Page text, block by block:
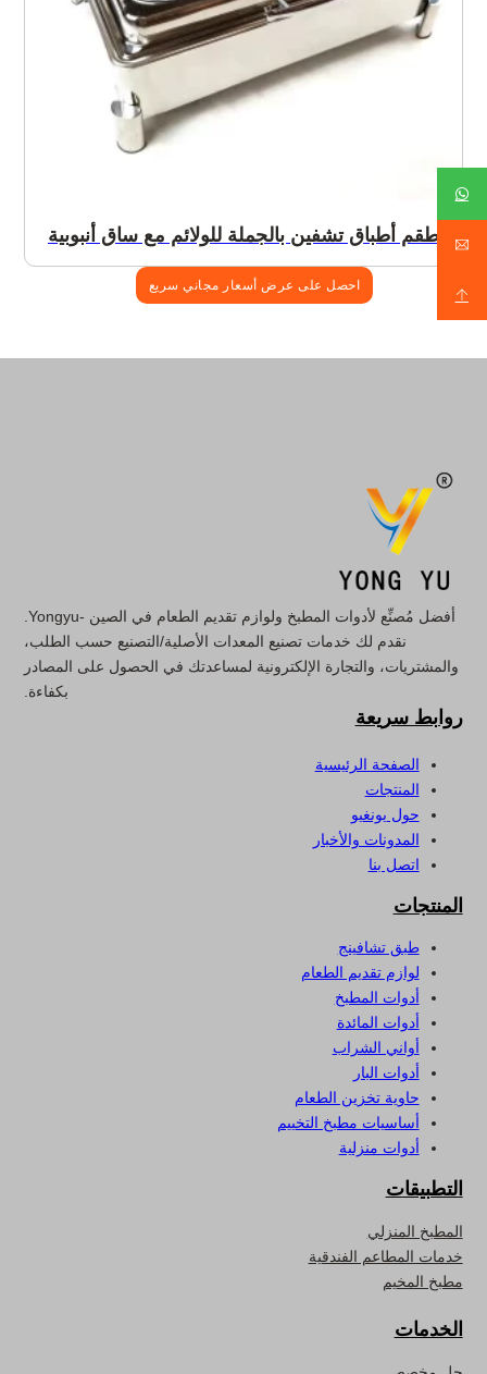
طقم أطباق تشفين بالجملة للولائم مع ساق أنبوبية
احصل على عرض أسعار مجاني سريع
أفضل مُصنِّع لأدوات المطبخ ولوازم تقديم الطعام في الصين -Yongyu.
نقدم لك خدمات تصنيع المعدات الأصلية/التصنيع حسب الطلب،
والمشتريات، والتجارة الإلكترونية لمساعدتك في الحصول على المصادر
بكفاءة.
روابط سريعة
الصفحة الرئيسية
المنتجات
حول يونغيو
المدونات والأخبار
اتصل بنا
المنتجات
طبق تشافينج
لوازم تقديم الطعام
أدوات المطبخ
أدوات المائدة
أواني الشراب
أدوات البار
حاوية تخزين الطعام
أساسيات مطبخ التخييم
أدوات منزلية
التطبيقات
المطبخ المنزلي
خدمات المطاعم الفندقية
مطبخ المخيم
الخدمات